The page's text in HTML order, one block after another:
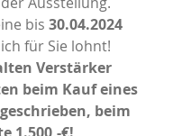
bis 30.04.2024
für Sie lohnt!
Verstärker
beim Kauf eines
beim
1.500,-€!